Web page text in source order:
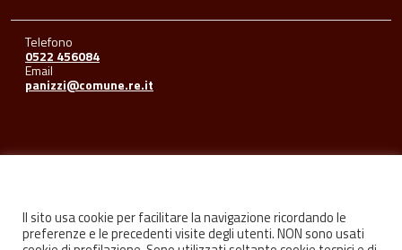
Telefono
0522 456084
Email
panizzi@comune.re.it
Il sito usa cookie per facilitare la navigazione ricordando le
preferenze e le precedenti visite degli utenti. NON sono usati